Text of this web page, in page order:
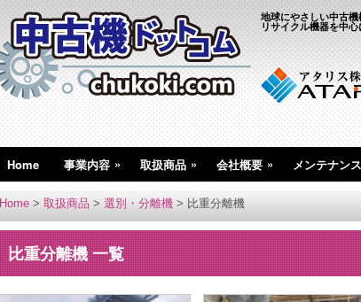
地球にやさしい中古機
リサイクル機器を中
Home 事業内容 » 取扱商品 » 会社概要 » メンテナンス
Home > 取扱商品 > 選別・分離機 > 比重分離機
比重分離機 一覧